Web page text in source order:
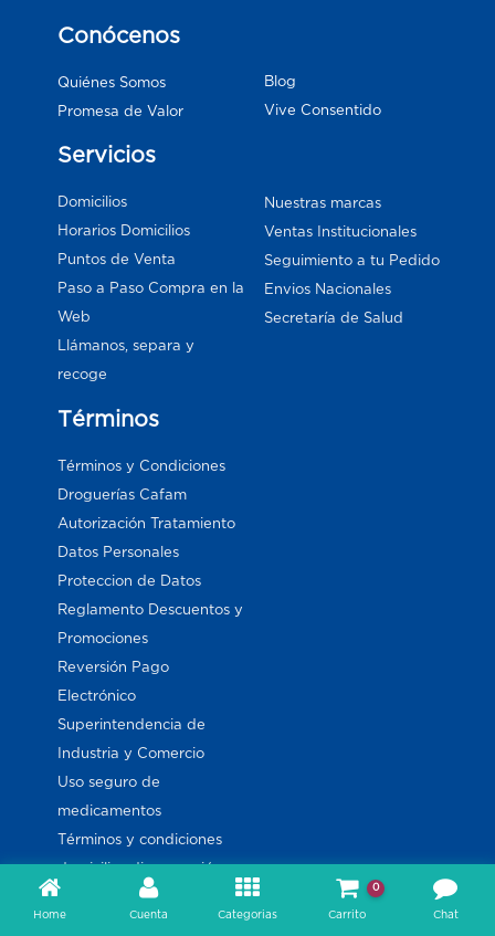
Conócenos
Quiénes Somos
Promesa de Valor
Blog
Vive Consentido
Servicios
Domicilios
Horarios Domicilios
Puntos de Venta
Paso a Paso Compra en la
Web
Llámanos, separa y
recoge
Nuestras marcas
Ventas Institucionales
Seguimiento a tu Pedido
Envios Nacionales
Secretaría de Salud
Términos
Términos y Condiciones
Droguerías Cafam
Autorización Tratamiento
Datos Personales
Proteccion de Datos
Reglamento Descuentos y
Promociones
Reversión Pago
Electrónico
Superintendencia de
Industria y Comercio
Uso seguro de
medicamentos
Términos y condiciones
domicilios dispensación
Home Cuenta Categorias
0
Carrito Chat